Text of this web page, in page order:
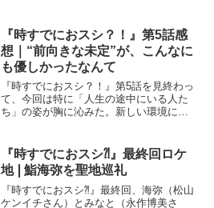
する仕事をしているあなたなら、きっと
この記事を読んで「あ、...
『時すでにおスシ？！』第5話感
想｜“前向きな未定”が、こんなに
も優しかったなんて
『時すでにおスシ？！』第5話を見終わっ
て、今回は特に「人生の途中にいる人た
ち」の姿が胸に沁みた。新しい環境に飛
者たち。誰もが「ちゃんと決まっている
人」ではなくて、迷いな...
『時すでにおスシ⁈』最終回ロケ
地❘鮨海弥を聖地巡礼
『時すでにおスシ⁈』最終回、海弥（松山
ケンイチさん）とみなと（永作博美さ